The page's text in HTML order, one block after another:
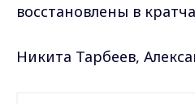
восстановлены в
Никита Тарбеев,